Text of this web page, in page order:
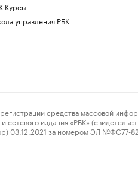
Курсы
управления РБК
средства массовой
издания «РБК»
03.12.2021 за номером ЭЛ №ФС77-